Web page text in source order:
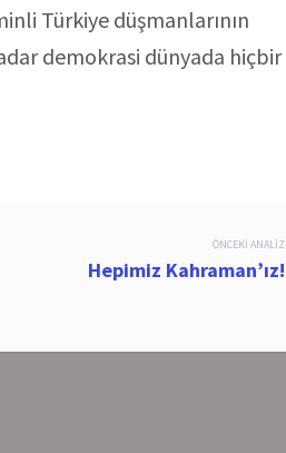
Türkiye düşmanlarının
demokrasi dünyada hiçbir
ÖNCEKI ANALIZ
Hepimiz Kahraman’ız!